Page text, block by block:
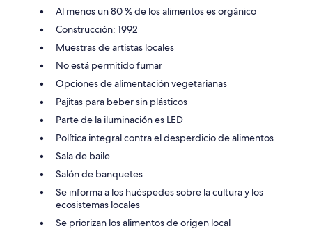
Al menos un 80 % de los alimentos es orgánico
Construcción: 1992
Muestras de artistas locales
No está permitido fumar
Opciones de alimentación vegetarianas
Pajitas para beber sin plásticos
Parte de la iluminación es LED
Política integral contra el desperdicio de alimentos
Sala de baile
Salón de banquetes
Se informa a los huéspedes sobre la cultura y los
ecosistemas locales
Se priorizan los alimentos de origen local